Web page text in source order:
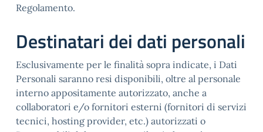
Regolamento.
Destinatari dei dati personali
Esclusivamente per le finalità sopra indicate, i Dati
Personali saranno resi disponibili, oltre al personale
interno appositamente autorizzato, anche a
collaboratori e/o fornitori esterni (fornitori di servizi
tecnici, hosting provider, etc.) autorizzati o